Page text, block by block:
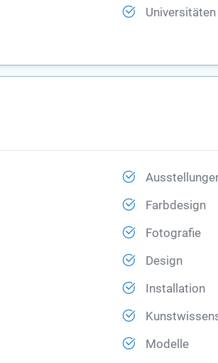
Universitäten
Farbdesign
Fotografie
Design
Installation
Modelle